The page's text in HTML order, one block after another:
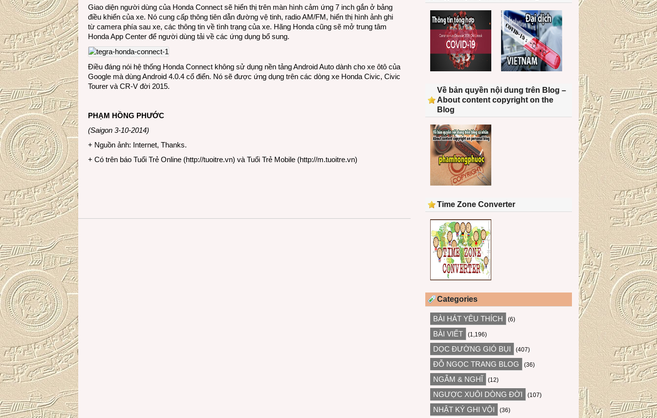
Giao diện người dùng của Honda Connect sẽ hiển thị trên màn hình cảm ứng 7 inch gắn ở bảng
điều khiển của xe. Nó cung cấp thông tiên dẫn đường vệ tinh, radio AM/FM, hiển thị hình ảnh ghi
từ camera phía sau xe, các thông tin về tình trạng của xe. Hãng Honda cũng sẽ mở trung tâm
Honda App Center để người dùng tải về các ứng dụng bổ sung.
Điều đáng nói hệ thống Honda Connect không sử dụng nền tảng Android Auto dành cho xe ôtô của
Google mà dùng Android 4.0.4 cổ điển. Nó sẽ được ứng dụng trên các dòng xe Honda Civic, Civic
Tourer và CR-V đời 2015.
PHẠM HỒNG PHƯỚC
(Saigon 3-10-2014)
+ Nguồn ảnh: Internet, Thanks.
+ Có trên báo Tuổi Trẻ Online (http://tuoitre.vn) và Tuổi Trẻ Mobile (http://m.tuoitre.vn)
Về bản quyền nội dung trên Blog –
About content copyright on the
Blog
Time Zone Converter
Categories
BÀI HÁT YÊU THÍCH (6)
BÀI VIẾT (1,196)
DỌC ĐƯỜNG GIÓ BỤI (407)
ĐỖ NGỌC TRANG BLOG (36)
NGẪM & NGHĨ (12)
NGƯỢC XUÔI DÒNG ĐỜI (107)
NHẬT KÝ GHI VỘI (36)